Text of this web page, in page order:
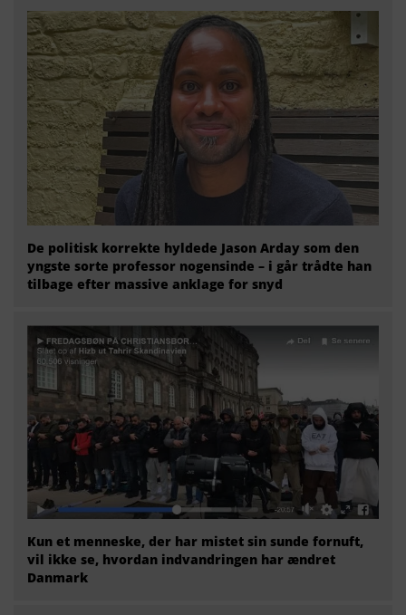
De politisk korrekte hyldede Jason Arday som den
yngste sorte professor nogensinde – i går trådte han
tilbage efter massive anklage for snyd
Kun et menneske, der har mistet sin sunde fornuft,
vil ikke se, hvordan indvandringen har ændret
Danmark